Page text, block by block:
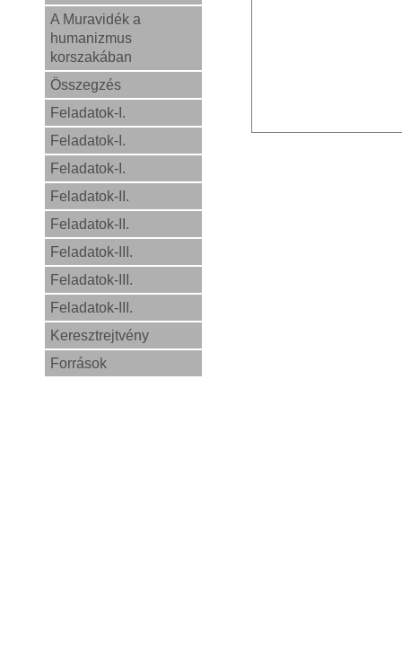
A Muravidék a
humanizmus
korszakában
Összegzés
Feladatok-I.
Feladatok-I.
Feladatok-I.
Feladatok-II.
Feladatok-II.
Feladatok-III.
Feladatok-III.
Feladatok-III.
Keresztrejtvény
Források